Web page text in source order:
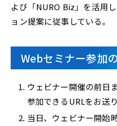
よび「NURO Biz」を活用
ョン提案に従事している。
Webセミナー参加
ウェビナー開催の前日
参加できるURLをお送り
当日、ウェビナー開始